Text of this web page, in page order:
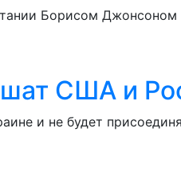
Борисом Джонсоном
США и
и не будет